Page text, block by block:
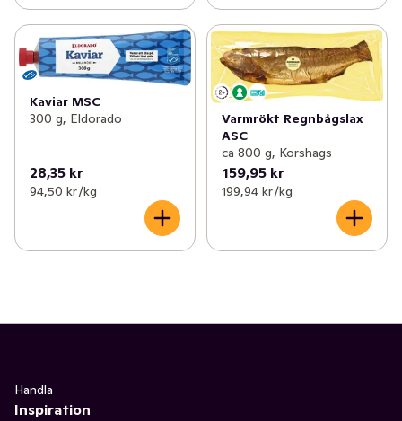
Kaviar MSC
300 g, Eldorado
28,35 kr
94,50 kr /kg
Varmrökt Regnbågslax
ASC
ca 800 g, Korshags
159,95 kr
199,94 kr /kg
Handla
Inspiration